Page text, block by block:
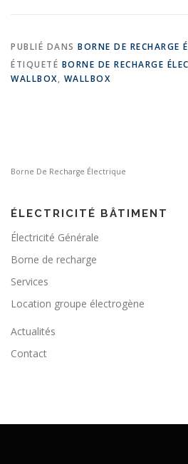
PUBLIÉ DANS BORNE DE RECHARGE
ÉTIQUETÉ BORNE DE RECHARGE
WALLBOX, WALLBOX
Borne De Recharge Électrique
ÉLECTRICITÉ BÂTIMENT
Électricité Générale
Borne de recharge
Services
Location groupe électrogène
Actualités
Contact